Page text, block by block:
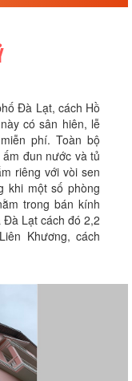
Đà Lạt, cách Hồ
có sân hiên, lễ
phí. Toàn bộ
đun nước và tủ
riêng với vòi sen
khi một số phòng
trong bán kính
Lạt cách đó 2,2
Khương, cách